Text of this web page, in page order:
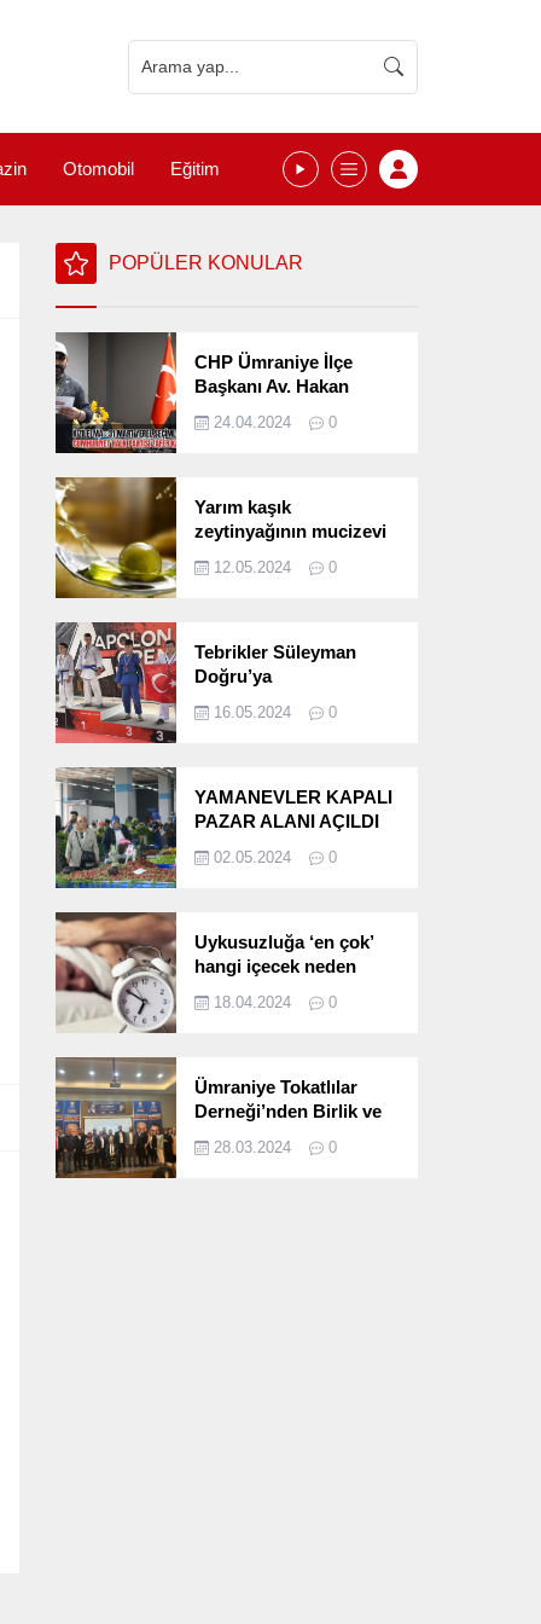
Otomobil Eğitim
POPÜLER KONULAR
CHP Ümraniye İlçe
Başkanı Av. Hakan
Seçimlerini
24.04.2024 0
Yarım kaşık
zeytinyağının mucizevi
12.05.2024 0
Tebrikler Süleyman
Doğru’ya
16.05.2024 0
YAMANEVLER KAPALI
PAZAR ALANI AÇILDI
02.05.2024 0
Uykusuzluğa ‘en çok’
hangi içecek neden
18.04.2024 0
Ümraniye Tokatlılar
Derneği’nden Birlik ve
Programı
28.03.2024 0